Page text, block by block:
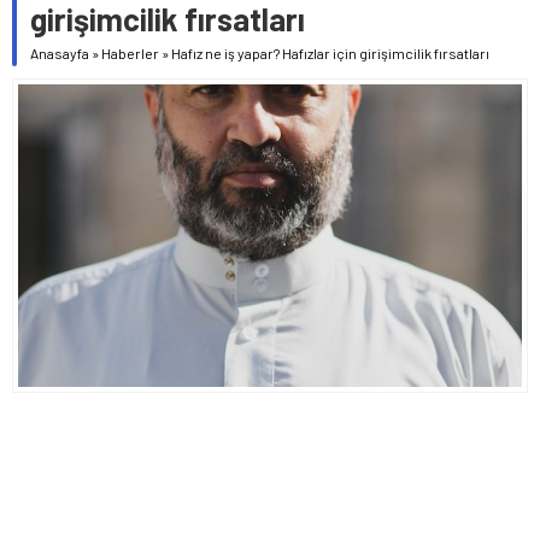
girişimcilik fırsatları
Anasayfa » Haberler » Hafız ne iş yapar? Hafızlar için girişimcilik fırsatları